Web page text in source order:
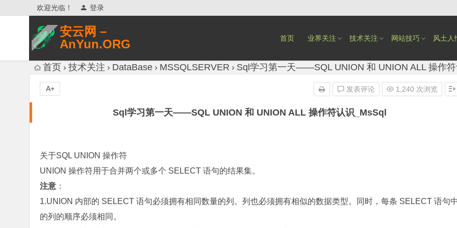
欢迎光临！ 登录
安云网 –
AnYun.ORG
网络安全研究、网络各种猎奇八卦。
首页 业界关注 技术关注 网站技巧 风土人
首页 技术关注 DataBase MSSQLSERVER Sql学习第一天——SQL UNION 和 UNION ALL 操作
Sql学习第一天——SQL UNION 和 UNION ALL 操作符认识_MsSql
发表评论 1,240 次浏览
A+
关于SQL UNION 操作符
UNION 操作符用于合并两个或多个 SELECT 语句的结果集。
注意 ：
1.UNION 内部的 SELECT 语句必须拥有相同数量的列。列也必须拥有相似的数据类型。同时，每条 SELECT 语句
的列的顺序必须相同。